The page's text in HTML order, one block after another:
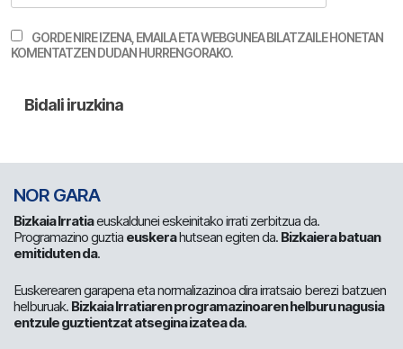
GORDE NIRE IZENA, EMAILA ETA WEBGUNEA BILATZAILE HONETAN
KOMENTATZEN DUDAN HURRENGORAKO.
NOR GARA
Bizkaia Irratiaeuskaldunei eskeinitako irrati zerbitzua da.
Programazino guztia euskerahutsean egiten da. Bizkaiera batuan
emitiduten da.
Euskerearen garapena eta normalizazinoa dira irratsaio berezi batzuen
helburuak. Bizkaia Irratiaren programazinoaren helburu nagusia
entzule guztientzat atsegina izatea da.